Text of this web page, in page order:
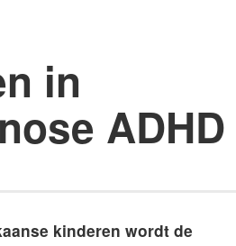
in
ADHD
kinderen wordt de